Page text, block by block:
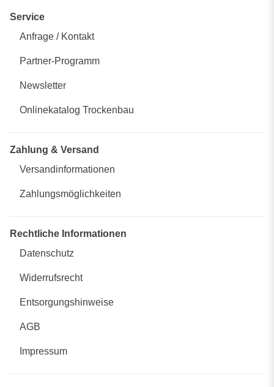
Service
Anfrage / Kontakt
Partner-Programm
Newsletter
Onlinekatalog Trockenbau
Zahlung & Versand
Versandinformationen
Zahlungsmöglichkeiten
Rechtliche Informationen
Datenschutz
Widerrufsrecht
Entsorgungshinweise
AGB
Impressum